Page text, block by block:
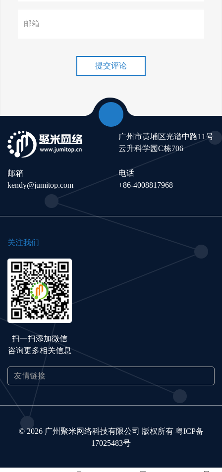
巧介绍！
提交评论
广州市黄埔区光谱中路11号
云升科学园C栋706
邮箱
kendy@jumitop.com
电话
+86-4008817968
关注我们
扫一扫添加微信
咨询更多相关信息
© 2026 广州聚米网络科技有限公司 版权所有 粤ICP备
17025483号